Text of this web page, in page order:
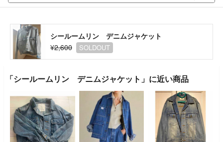
シールームリン デニムジャケット
¥2,600
SOLDOUT
「シールームリン デニムジャケット」に近い商品